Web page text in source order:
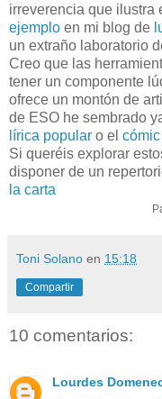
irreverencia que ilustra
ejemplo en mi blog de
un extraño laboratorio
Creo que las
tener un componente
ofrece un montón de
de ESO he sembrado
lírica popular o el
Si queréis explorar
disponer de un
la carta
Toni Solano en 15:18
Compartir
10 comentarios:
Lourdes